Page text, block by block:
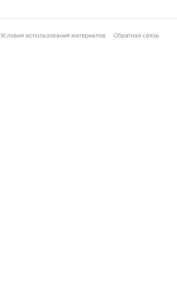
Условия использования материалов Обратная связь